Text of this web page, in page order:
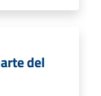
del